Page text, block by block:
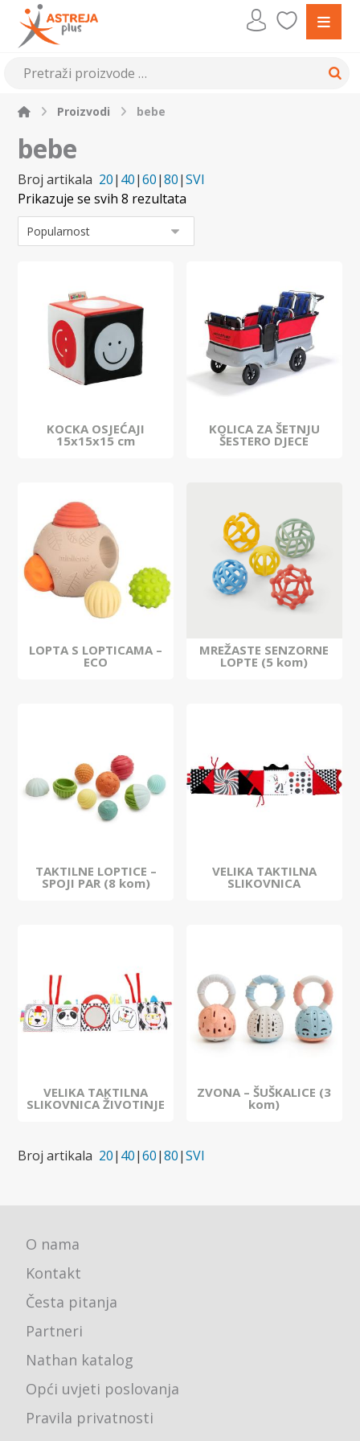
Proizvodi bebe
bebe
Broj artikala 20| 40|60|80|SVI
Prikazuje se svih 8 rezultata
KOCKA OSJEĆAJI
15x15x15 cm
KOLICA ZA ŠETNJU
ŠESTERO DJECE
LOPTA S LOPTICAMA –
ECO
MREŽASTE SENZORNE
LOPTE (5 kom)
TAKTILNE LOPTICE –
SPOJI PAR (8 kom)
VELIKA TAKTILNA
SLIKOVNICA
VELIKA TAKTILNA
SLIKOVNICA ŽIVOTINJE
ZVONA – ŠUŠKALICE (3
kom)
Broj artikala 20| 40|60|80|SVI
O nama
Kontakt
Česta pitanja
Partneri
Nathan katalog
Opći uvjeti poslovanja
Pravila privatnosti